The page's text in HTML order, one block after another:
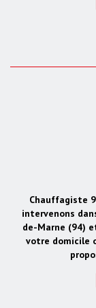
Chauffagiste
intervenons
de-Marne (94)
votre domicile